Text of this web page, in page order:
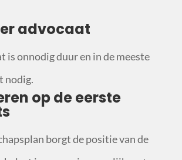
advocaat
is onnodig duur en in de meeste
nodig.
op de eerste
borgt de positie van de